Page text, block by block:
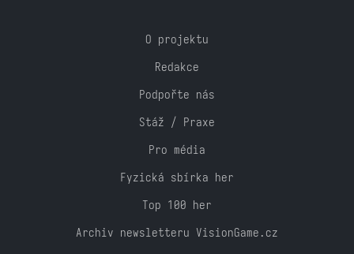
O projektu
Redakce
Podpořte nás
Stáž / Praxe
Pro média
Fyzická sbírka her
Top 100 her
Archiv newsletteru VisionGame.cz